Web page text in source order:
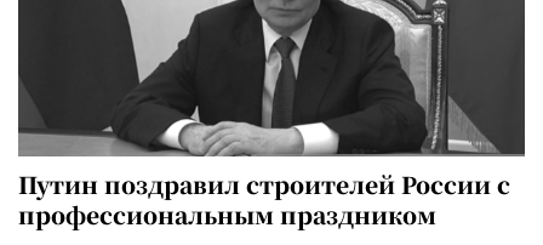
Путин поздравил строителей России с
профессиональным праздником